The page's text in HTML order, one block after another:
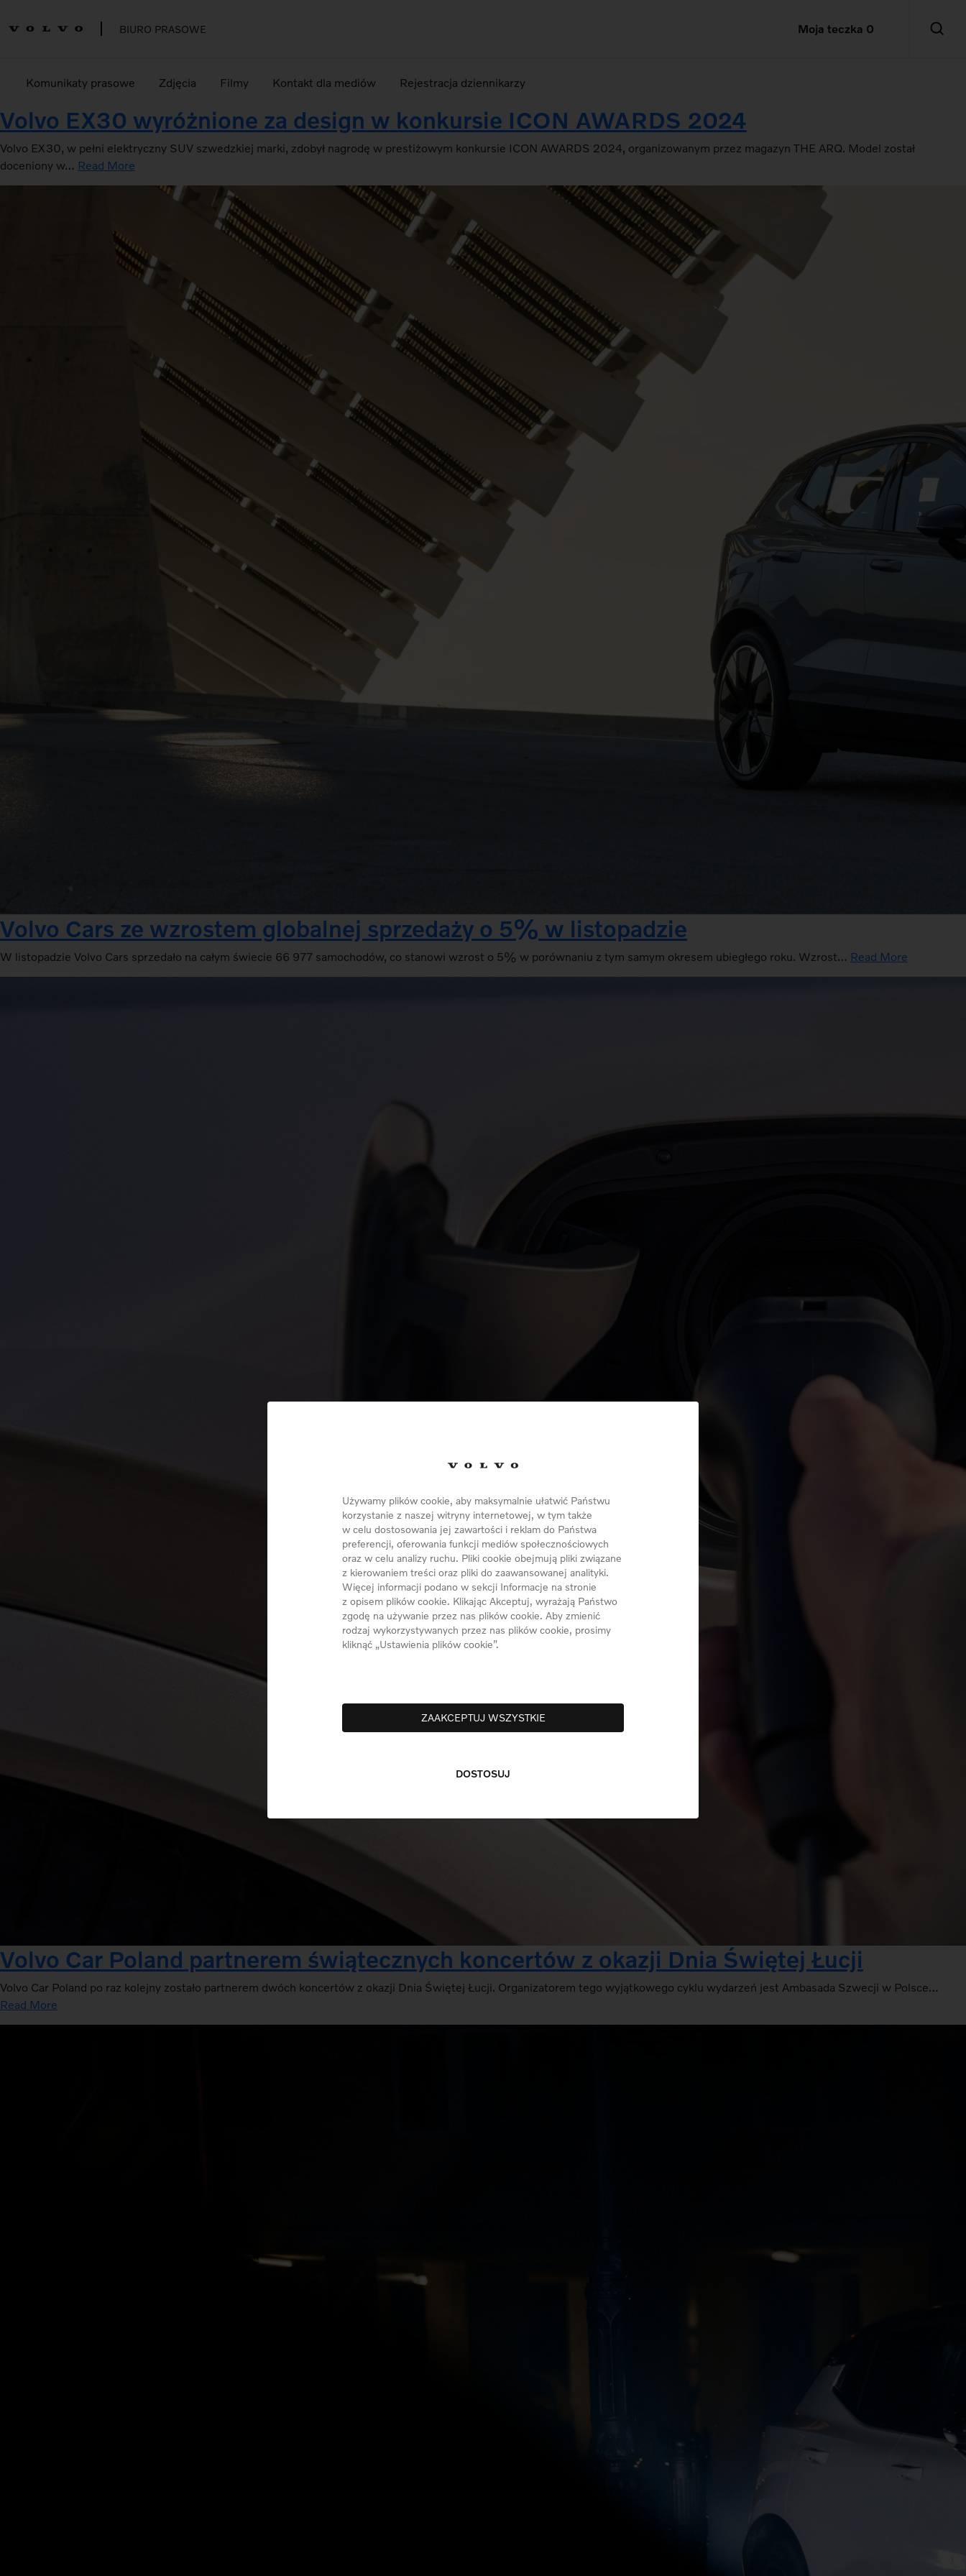
Używamy plików cookie, aby maksymalnie ułatwić Państwu
korzystanie z naszej witryny internetowej, w tym także
w celu dostosowania jej zawartości i reklam do Państwa
preferencji, oferowania funkcji mediów społecznościowych
oraz w celu analizy ruchu. Pliki cookie obejmują pliki związane
z kierowaniem treści oraz pliki do zaawansowanej analityki.
Więcej informacji podano w sekcji Informacje na stronie
z opisem plików cookie. Klikając Akceptuj, wyrażają Państwo
zgodę na używanie przez nas plików cookie. Aby zmienić
rodzaj wykorzystywanych przez nas plików cookie, prosimy
kliknąć „Ustawienia plików cookie”.
ZAAKCEPTUJ WSZYSTKIE
DOSTOSUJ
BIURO PRASOWE Moja teczka 0
Komunikaty prasowe Zdjęcia Filmy Kontakt dla mediów Rejestracja dziennikarzy
Volvo EX30 wyróżnione za design w konkursie ICON AWARDS 2024
Volvo EX30, w pełni elektryczny SUV szwedzkiej marki, zdobył nagrodę w prestiżowym konkursie ICON AWARDS 2024, organizowanym przez magazyn THE ARQ. Model został
doceniony w… Read More
Volvo Cars ze wzrostem globalnej sprzedaży o 5% w listopadzie
W listopadzie Volvo Cars sprzedało na całym świecie 66 977 samochodów, co stanowi wzrost o 5% w porównaniu z tym samym okresem ubiegłego roku. Wzrost… Read More
Volvo Car Poland partnerem świątecznych koncertów z okazji Dnia Świętej Łucji
Volvo Car Poland po raz kolejny zostało partnerem dwóch koncertów z okazji Dnia Świętej Łucji. Organizatorem tego wyjątkowego cyklu wydarzeń jest Ambasada Szwecji w Polsce…
Read More